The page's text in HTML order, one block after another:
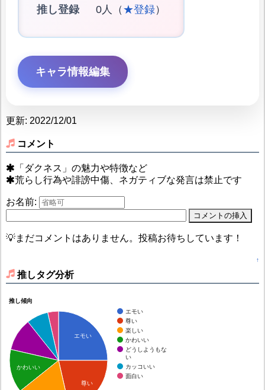
推し登録 0人（ ★登録）
キャラ情報編集
更新: 2022/12/01
コメント
「ダクネス」の魅力や特徴など
荒らし行為や誹謗中傷、ネガティブな発言は禁止です
お名前:
💡まだコメントはありません。投稿お待ちしています！
↑
推しタグ分析
推し傾向
エモい
尊い
楽しい
かわいい
どうしようもな
い
カッコいい
面白い
エモい
尊い
かわいい